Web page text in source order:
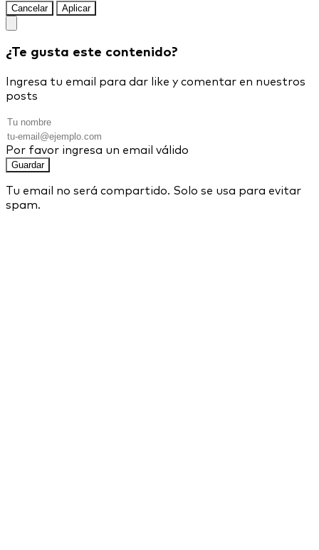
Cancelar Aplicar
¿Te gusta este contenido?
Ingresa tu email para dar like y comentar en nuestros
posts
Por favor ingresa un email válido
Guardar
Tu email no será compartido. Solo se usa para evitar
spam.